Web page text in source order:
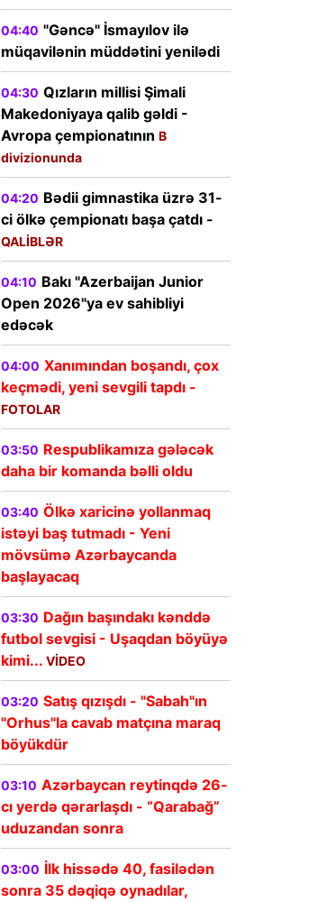
04:40 "Gəncə" İsmayılov ilə
müqavilənin müddətini yenilədi
04:30 Qızların millisi Şimali
Makedoniyaya qalib gəldi -
Avropa çempionatının B
divizionunda
04:20 Bədii gimnastika üzrə 31-
ci ölkə çempionatı başa çatdı -
QALİBLƏR
04:10 Bakı "Azerbaijan Junior
Open 2026"ya ev sahibliyi
edəcək
04:00 Xanımından boşandı, çox
keçmədi, yeni sevgili tapdı -
FOTOLAR
03:50 Respublikamıza gələcək
daha bir komanda bəlli oldu
03:40 Ölkə xaricinə yollanmaq
istəyi baş tutmadı - Yeni
mövsümə Azərbaycanda
başlayacaq
03:30 Dağın başındakı kənddə
futbol sevgisi - Uşaqdan böyüyə
kimi... VİDEO
03:20 Satış qızışdı - "Sabah"ın
"Orhus"la cavab matçına maraq
böyükdür
03:10 Azərbaycan reytinqdə 26-
cı yerdə qərarlaşdı - “Qarabağ”
uduzandan sonra
03:00 İlk hissədə 40, fasilədən
sonra 35 dəqiqə oynadılar,